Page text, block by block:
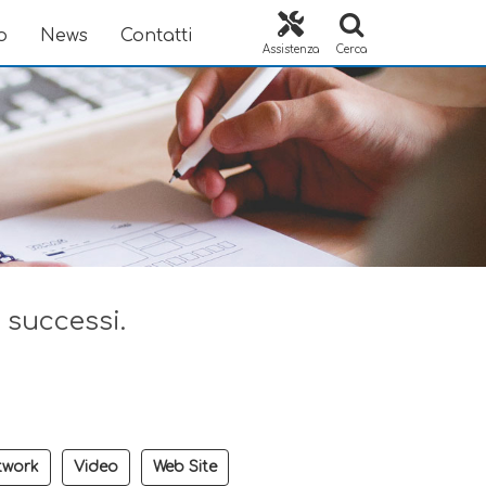
News Contatti
Assistenza Cerca
Video Web Site